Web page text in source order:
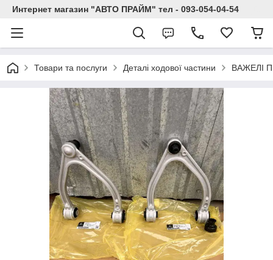
Интернет магазин "АВТО ПРАЙМ" тел - 093-054-04-54
Товари та послуги Деталі ходової частини ВАЖЕЛІ